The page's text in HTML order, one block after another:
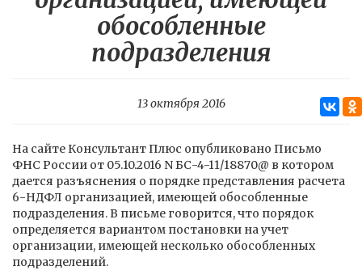
обособленные
подразделения
13 октября 2016
На сайте Консультант Плюс опубликовано Письмо
ФНС России от 05.10.2016 N БС-4-11/18870@ в котором
дается разъяснения о порядке представления расчета
6-НДФЛ организацией, имеющей обособленные
подразделения. В письме говорится, что порядок
определяется вариантом постановки на учет
организации, имеющей несколько обособленных
подразделений.